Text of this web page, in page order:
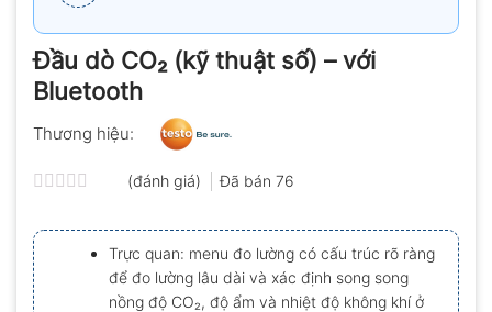
Đầu dò CO₂ (kỹ thuật số) – với
Bluetooth
Thương hiệu:
hạng
0.0
5
sao
(đánh giá) Đã bán 76
Trực quan: menu đo lường có cấu trúc rõ ràng
để đo lường lâu dài và xác định song song
nồng độ CO₂, độ ẩm và nhiệt độ không khí ở